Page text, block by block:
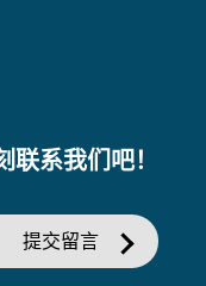
联系我们吧！
提交留言